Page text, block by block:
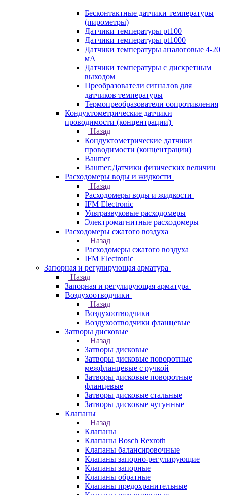
Бесконтактные датчики температуры
(пирометры)
Датчики температуры pt100
Датчики температуры pt1000
Датчики температуры аналоговые 4-20
мА
Датчики температуры с дискретным
выходом
Преобразователи сигналов для
датчиков температуры
Термопреобразователи сопротивления
Кондуктометрические датчики
проводимости (концентрации)
Назад
Кондуктометрические датчики
проводимости (концентрации)
Baumer
Baumer;Датчики физических величин
Расходомеры воды и жидкости
Назад
Расходомеры воды и жидкости
IFM Electronic
Ультразвуковые расходомеры
Электромагнитные расходомеры
Расходомеры сжатого воздуха
Назад
Расходомеры сжатого воздуха
IFM Electronic
Запорная и регулирующая арматура
Назад
Запорная и регулирующая арматура
Воздухоотводчики
Назад
Воздухоотводчики
Воздухоотводчики фланцевые
Затворы дисковые
Назад
Затворы дисковые
Затворы дисковые поворотные
межфланцевые с ручкой
Затворы дисковые поворотные
фланцевые
Затворы дисковые стальные
Затворы дисковые чугунные
Клапаны
Назад
Клапаны
Клапаны Bosch Rexroth
Клапаны балансировочные
Клапаны запорно-регулирующие
Клапаны запорные
Клапаны обратные
Клапаны предохранительные